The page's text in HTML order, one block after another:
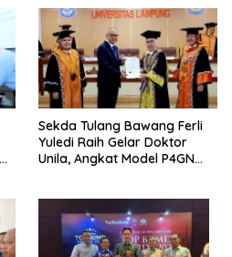
Sekda Tulang Bawang Ferli
Yuledi Raih Gelar Doktor
Unila, Angkat Model P4GN